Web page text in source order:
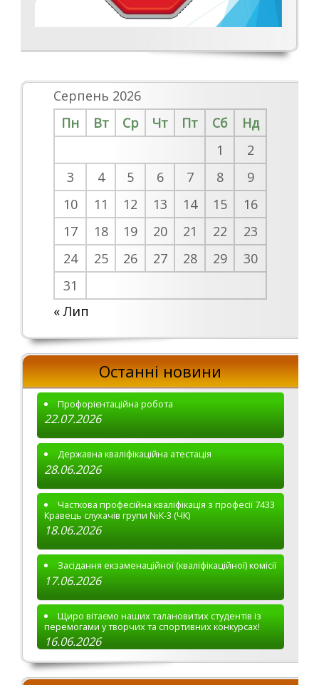
Серпень 2026
Пн
Вт Ср Чт Пт Сб
Нд
1
2
3
4 5 6 7 8
9
10
11 12 13 14 15
16
17
18 19 20 21 22
23
24
25 26 27 28 29
30
31
« Лип
Останні новини
Профорієнтаційна робота
22.07.2026
Державна кваліфікаційна атестація
28.06.2026
Часткова професійна кваліфікація з професії 7433
Кравець слухачів групи №К-3 (ЧК)
18.06.2026
Засідання екзаменаційної (кваліфікаційної) комісії
17.06.2026
Щиро вітаємо наших талановитих студентів із
перемогами у творчих та спортивних конкурсах!
16.06.2026